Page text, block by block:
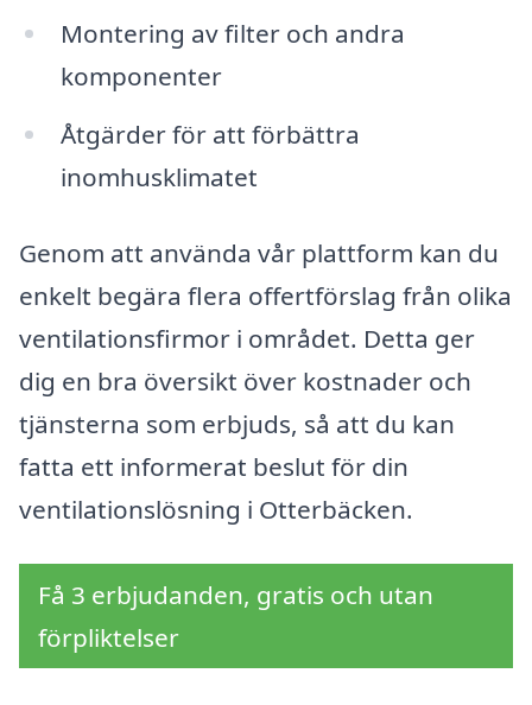
Montering av filter och andra
komponenter
Åtgärder för att förbättra
inomhusklimatet
Genom att använda vår plattform kan du
enkelt begära flera offertförslag från olika
ventilationsfirmor i området. Detta ger
dig en bra översikt över kostnader och
tjänsterna som erbjuds, så att du kan
fatta ett informerat beslut för din
ventilationslösning i Otterbäcken.
Få 3 erbjudanden, gratis och utan
förpliktelser